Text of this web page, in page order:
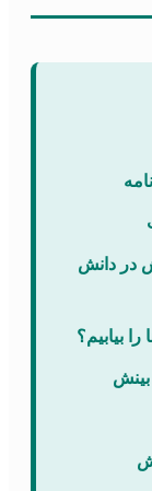
در دانش
بیابیم؟
بینش